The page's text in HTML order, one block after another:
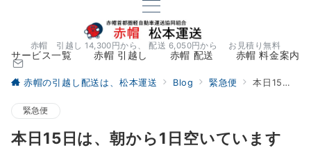
赤帽 引越し 14,300円から、 配送 6,050円から お見積り無料
サービス一覧 赤帽 引越し 赤帽 配送 赤帽 料金案内
赤帽の引越し配送は、松本運送 Blog 緊急便 本日15日は、朝から1日空いています
緊急便
本日15日は、朝から1日空いています